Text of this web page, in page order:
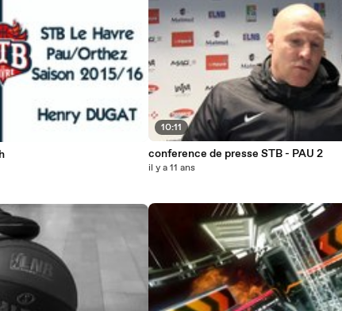
10:11
conference de presse STB - PAU 2
il y a 11 ans